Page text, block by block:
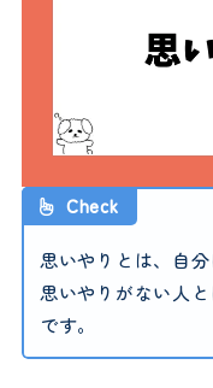
Check
思いやりとは、自
思いやりがない人
です。